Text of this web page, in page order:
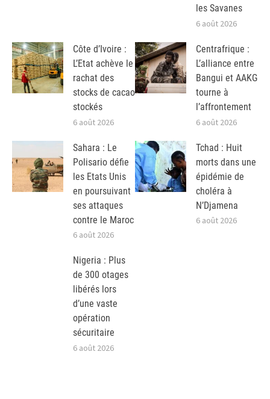
les Savanes
6 août 2026
Côte d’Ivoire :
L’Etat achève le
rachat des
stocks de cacao
stockés
6 août 2026
Centrafrique :
L’alliance entre
Bangui et AAKG
tourne à
l’affrontement
6 août 2026
Sahara : Le
Polisario défie
les Etats Unis
en poursuivant
ses attaques
contre le Maroc
6 août 2026
Tchad : Huit
morts dans une
épidémie de
choléra à
N’Djamena
6 août 2026
Nigeria : Plus
de 300 otages
libérés lors
d’une vaste
opération
sécuritaire
6 août 2026